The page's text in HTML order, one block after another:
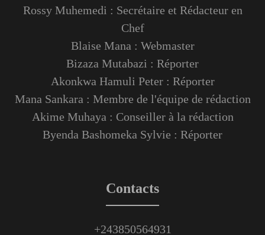
Rossy Muhemedi : Secrétaire et Rédacteur en
Chef
Blaise Mana : Webmaster
Bizaza Mutabazi : Réporter
Akonkwa Hamuli Peter : Réporter
Mana Sankara : Membre de l'équipe de rédaction
Akime Muhaya : Conseiller à la rédaction
Byenda Bashomeka Sylvie : Réporter
Contacts
+243850564931